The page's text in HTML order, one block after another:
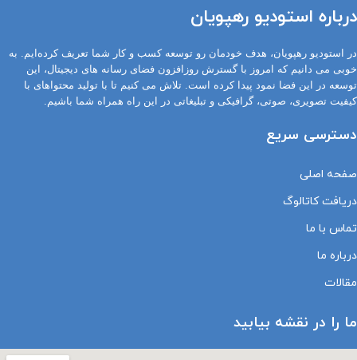
درباره استودیو رهپویان
در استودیو رهپویان، هدف خودمان رو توسعه کسب و کار شما تعریف کرده‌ایم. به
خوبی می دانیم که امروز با گسترش روزافزون فضای رسانه های دیجیتال، این
توسعه در این فضا نمود پیدا کرده است. تلاش می کنیم تا با تولید محتواهای با
کیفیت تصویری، صوتی، گرافیکی و تبلیغاتی در این راه همراه شما باشیم.
دسترسی سریع
صفحه اصلی
دریافت کاتالوگ
تماس با ما
درباره ما
مقالات
ما را در نقشه بیابید